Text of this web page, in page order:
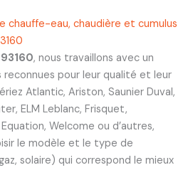
chauffe-eau, chaudière et cumulus
, nous travaillons avec un
reconnues pour leur qualité et leur
Atlantic, Ariston, Saunier Duval,
ELM Leblanc, Frisquet,
Welcome ou d’autres,
le modèle et le type de
solaire) qui correspond le mieux